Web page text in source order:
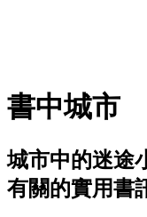
書中城市
城市中的迷途
有關的實用書